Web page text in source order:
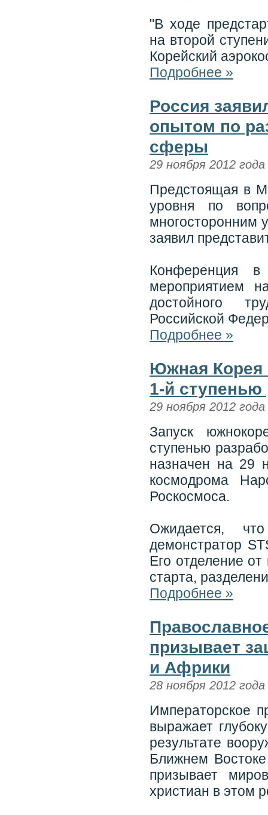
"В ходе
на второй
Корейский
Подробнее »
Россия
опытом по
сферы
29 ноября 2012 года
Предстоящая в
уровня по
многосторонним
заявил
Конференция
мероприятием
достойного
Российской
Подробнее »
Южная Корея
1-й ступенью
29 ноября 2012 года
Запуск
ступенью
назначен на 29
космодрома
Роскосмоса.
Ожидается,
демонстратор
Его отделение
старта,
Подробнее »
призывает
и Африки
28 ноября 2012 года
Императорское
выражает
результате
Ближнем
призывает
христиан в этом